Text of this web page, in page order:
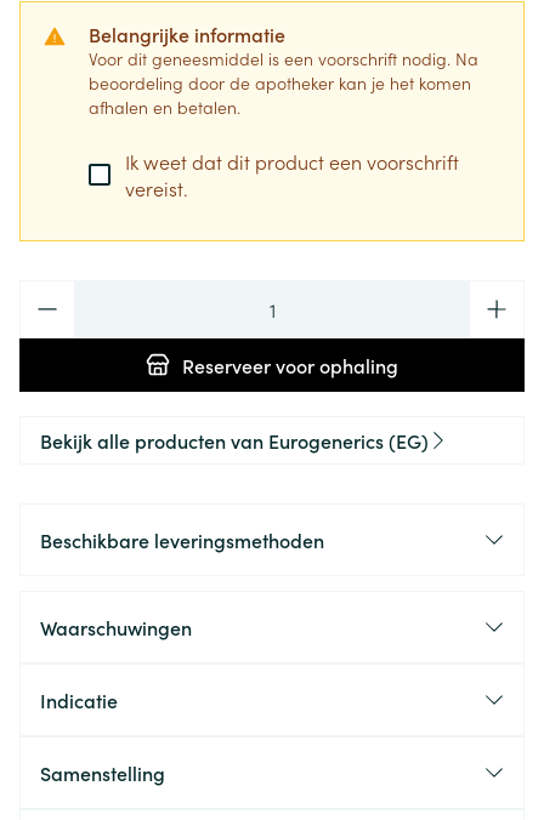
Belangrijke informatie
Voor dit geneesmiddel is een voorschrift nodig. Na
beoordeling door de apotheker kan je het komen
afhalen en betalen.
Ik weet dat dit product een voorschrift
vereist.
Reserveervoor ophaling
Bekijk alle producten van Eurogenerics (EG)
Beschikbare leveringsmethoden
Waarschuwingen
Indicatie
Samenstelling